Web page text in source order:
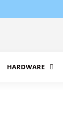
HARDWARE